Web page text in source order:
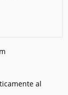
al